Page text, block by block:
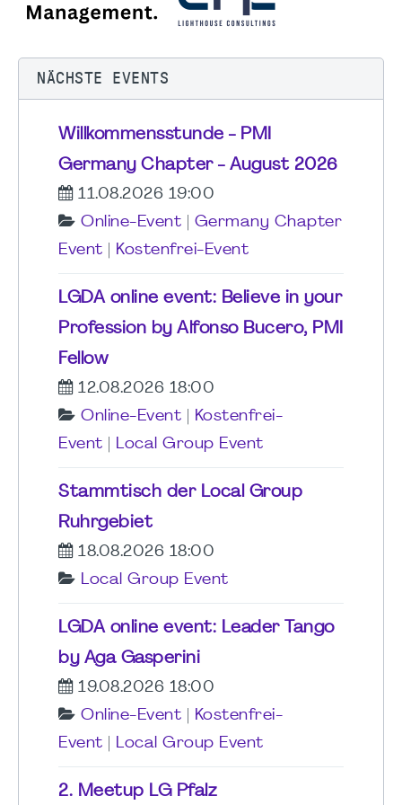
NÄCHSTE EVENTS
Willkommensstunde - PMI
Germany Chapter - August 2026
11.08.2026 19:00
Online-Event
Germany Chapter
Event
Kostenfrei-Event
LGDA online event: Believe in your
Profession by Alfonso Bucero, PMI
Fellow
12.08.2026 18:00
Online-Event
Kostenfrei-
Event
Local Group Event
Stammtisch der Local Group
Ruhrgebiet
18.08.2026 18:00
Local Group Event
LGDA online event: Leader Tango
by Aga Gasperini
19.08.2026 18:00
Online-Event
Kostenfrei-
Event
Local Group Event
2. Meetup LG Pfalz